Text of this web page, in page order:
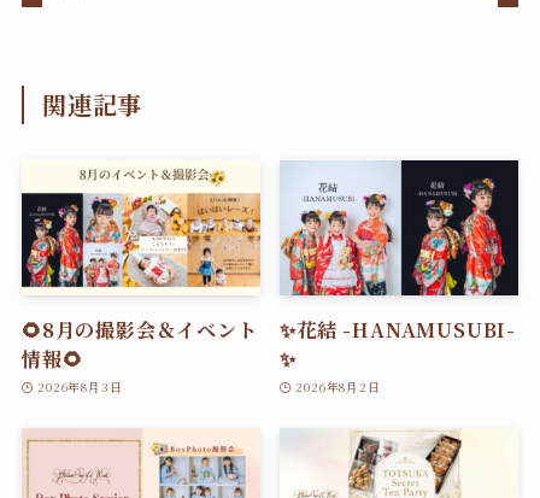
関連記事
🌻8月の撮影会＆イベント
情報🌻
2026年8月3日
✨花結 -HANAMUSUBI-
✨
2026年8月2日